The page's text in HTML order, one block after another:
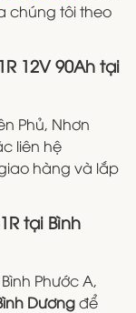
chúng tôi theo
12V 90Ah tại
Phủ, Nhơn
liên hệ
hàng và lắp
tại Bình
Phước A,
Dươngđể